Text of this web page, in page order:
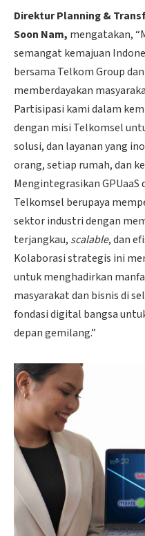
Direktur Planning &
Soon Nam, mengatakan,
semangat kemajuan
bersama Telkom Group
memberdayakan
Partisipasi kami dalam
dengan misi Telkomsel
solusi, dan layanan yang
orang, setiap rumah, dan
Mengintegrasikan GPUaaS
Telkomsel berupaya
sektor industri dengan
terjangkau, scalable, dan
Kolaborasi strategis ini
untuk menghadirkan
masyarakat dan bisnis di
fondasi digital bangsa
depan gemilang.”